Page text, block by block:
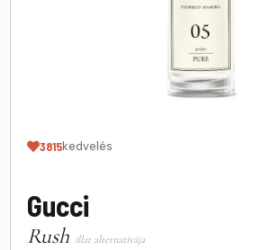
3815kedvelés
Gucci
Rush illat alternatívája